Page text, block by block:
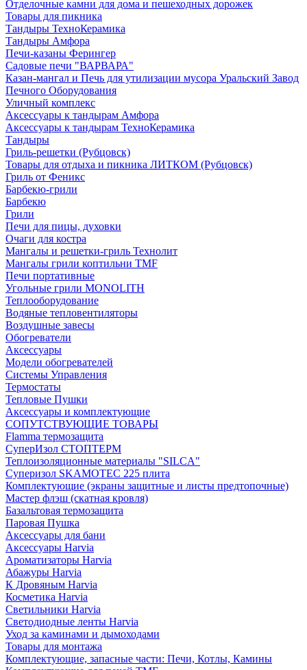
Отделочные камни для дома и пешеходных дорожек
Товары для пикника
Тандыры ТехноКерамика
Тандыры Амфора
Печи-казаны Ферингер
Садовые печи "ВАРВАРА"
Казан-мангал и Печь для утилизации мусора Уральский Завод
Печного Оборудования
Уличный комплекс
Аксессуары к тандырам Амфора
Аксессуары к тандырам ТехноКерамика
Тандыры
Гриль-решетки (Рубцовск)
Товары для отдыха и пикника ЛИТКОМ (Рубцовск)
Гриль от Феникс
Барбекю-грили
Барбекю
Грили
Печи для пицы, духовки
Очаги для костра
Мангалы и решетки-гриль Технолит
Мангалы грили коптильни TMF
Печи портативные
Угольные грили MONOLITH
Теплооборудование
Водяные тепловентиляторы
Воздушные завесы
Обогреватели
Аксессуары
Модели обогревателей
Системы Управления
Термостаты
Тепловые Пушки
Аксессуары и комплектующие
СОПУТСТВУЮЩИЕ ТОВАРЫ
Flamma термозащита
СуперИзол СТОПТЕРМ
Теплоизоляционные материалы "SILCA"
Суперизол SKAMOTEC 225 плита
Комплектующие (экраны защитные и листы предтопочные)
Мастер флэш (скатная кровля)
Базальтовая термозащита
Паровая Пушка
Аксессуары для бани
Аксессуары Harvia
Ароматизаторы Harvia
Абажуры Harvia
К Дровяным Harvia
Косметика Harvia
Светильники Harvia
Светодиодные ленты Harvia
Уход за каминами и дымоходами
Товары для монтажа
Комплектующие, запасные части: Печи, Котлы, Камины